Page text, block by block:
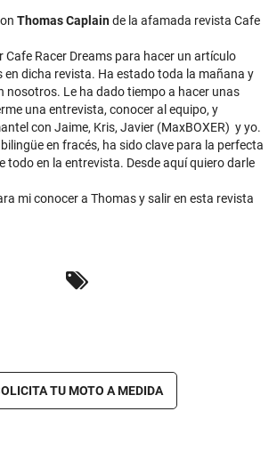
Thomas Caplainde la afamada revista Cafe
Cafe Racer Dreams para hacer un artículo
en dicha revista. Ha estado toda la mañana y
nosotros. Le ha dado tiempo a hacer unas
una entrevista, conocer al equipo, y
con Jaime, Kris, Javier (MaxBOXER) y yo.
en fracés, ha sido clave para la perfecta
todo en la entrevista. Desde aquí quiero darle
mi conocer a Thomas y salir en esta revista
TU MOTO A MEDIDA